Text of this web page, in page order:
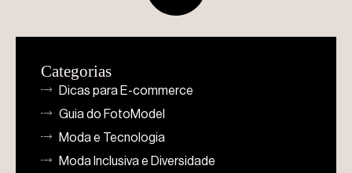
Categorias
Dicas para E-commerce
Guia do FotoModel
Moda e Tecnologia
Moda Inclusiva e Diversidade